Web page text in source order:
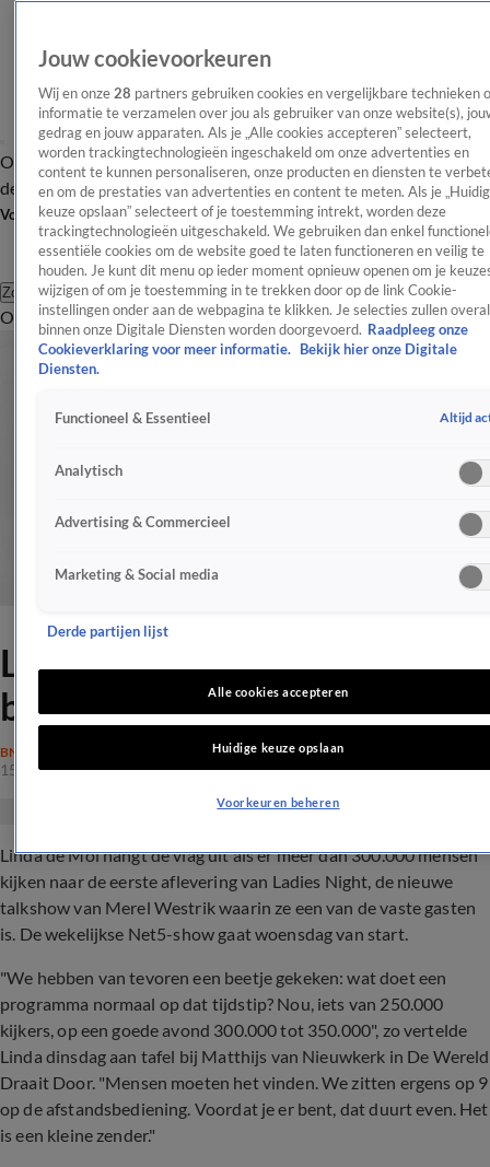
OverzichtAfleveringen Entertainment TV Algemeen
Tip
de redactieNieuwsbrief
Volg Shownieuws
Zoeken
OverzichtEntertainmentSpraakmakendRealityCrimeVideo's
Linda de Mol hangt vlag uit
bij 300.000 kijkers
BN'ERS
15 okt 2019, 20:16
Linda de Mol hangt de vlag uit als er meer dan 300.000 mensen
kijken naar de eerste aflevering van Ladies Night, de nieuwe
talkshow van Merel Westrik waarin ze een van de vaste gasten
is. De wekelijkse Net5-show gaat woensdag van start.
"We hebben van tevoren een beetje gekeken: wat doet een
programma normaal op dat tijdstip? Nou, iets van 250.000
kijkers, op een goede avond 300.000 tot 350.000", zo vertelde
Linda dinsdag aan tafel bij Matthijs van Nieuwkerk in De Wereld
Draait Door. "Mensen moeten het vinden. We zitten ergens op 9
op de afstandsbediening. Voordat je er bent, dat duurt even. Het
is een kleine zender."
Jouw cookievoorkeuren
Wij en onze 28 partners gebruiken cookies en vergelijkbare technieken
informatie te verzamelen over jou als gebruiker van onze website(s),
gedrag en jouw apparaten. Als je „Alle cookies accepteren” selecteert,
worden trackingtechnologieën ingeschakeld om onze advertenties en
content te kunnen personaliseren, onze producten en diensten te
en om de prestaties van advertenties en content te meten. Als je
keuze opslaan” selecteert of je toestemming intrekt, worden deze
trackingtechnologieën uitgeschakeld. We gebruiken dan enkel
essentiële cookies om de website goed te laten functioneren en veilig te
houden. Je kunt dit menu op ieder moment opnieuw openen om je
wijzigen of om je toestemming in te trekken door op de link Cookie-
instellingen onder aan de webpagina te klikken. Je selecties zullen overal
binnen onze Digitale Diensten worden doorgevoerd. Raadpleeg onze
Cookieverklaring voor meer informatie.
Bekijk hier onze Digitale
Diensten.
Functioneel & Essentieel Altijd
Analytisch
Advertising & Commercieel
Marketing & Social media
Derde partijen lijst
Alle cookies accepteren
Huidige keuze opslaan
Voorkeuren beheren